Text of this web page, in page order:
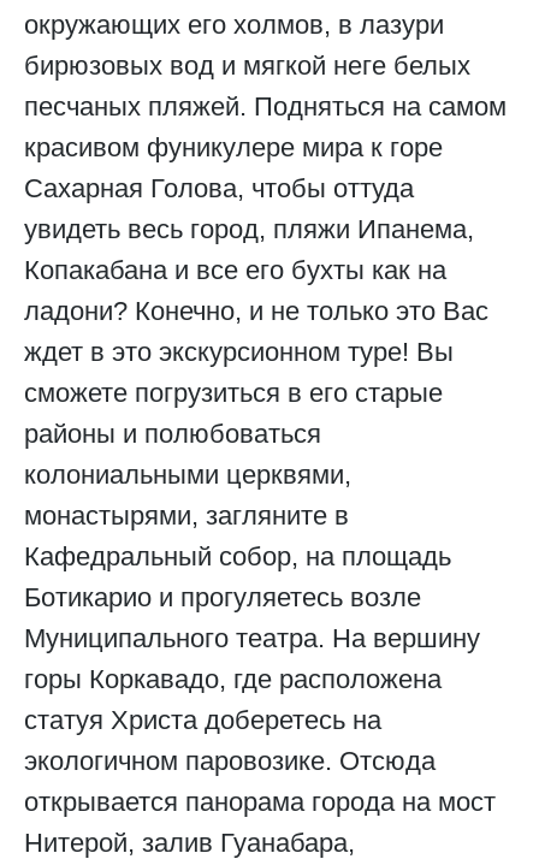
окружающих его холмов, в лазури
бирюзовых вод и мягкой неге белых
песчаных пляжей. Подняться на самом
красивом фуникулере мира к горе
Сахарная Голова, чтобы оттуда
увидеть весь город, пляжи Ипанема,
Копакабана и все его бухты как на
ладони? Конечно, и не только это Вас
ждет в это экскурсионном туре! Вы
сможете погрузиться в его старые
районы и полюбоваться
колониальными церквями,
монастырями, загляните в
Кафедральный собор, на площадь
Ботикарио и прогуляетесь возле
Муниципального театра. На вершину
горы Коркавадо, где расположена
статуя Христа доберетесь на
экологичном паровозике. Отсюда
открывается панорама города на мост
Нитерой, залив Гуанабара,